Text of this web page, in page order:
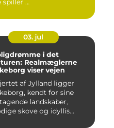
spiller ...
03. jul
i det
Realmæglerne
viser vejen
af Jylland ligger
kendt for sine
landskaber,
skove og idyllis...